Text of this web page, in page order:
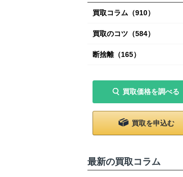
買取コラム （910）
買取のコツ （584）
断捨離（165）
買取価格を調べる
買取を申込む
最新の買取コラム